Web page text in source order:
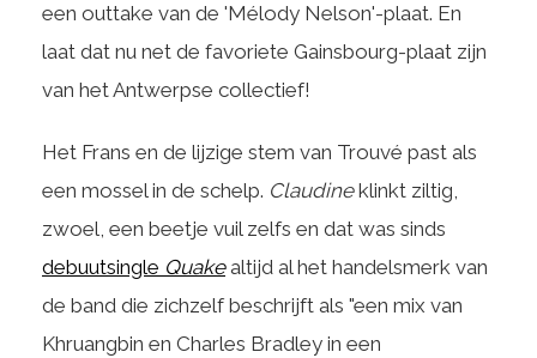
een outtake van de 'Mélody Nelson'-plaat. En
laat dat nu net de favoriete Gainsbourg-plaat zijn
van het Antwerpse collectief!
Het Frans en de lijzige stem van Trouvé past als
een mossel in de schelp. Claudineklinkt ziltig,
zwoel, een beetje vuil zelfs en dat was sinds
debuutsingle Quakealtijd al het handelsmerk van
de band die zichzelf beschrijft als "een mix van
Khruangbin en Charles Bradley in een